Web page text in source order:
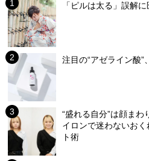
「ピルは太る」誤解
注目の“アゼライン酸”
“盛れる自分”は顔ま
イロンで迷わないお
ト術